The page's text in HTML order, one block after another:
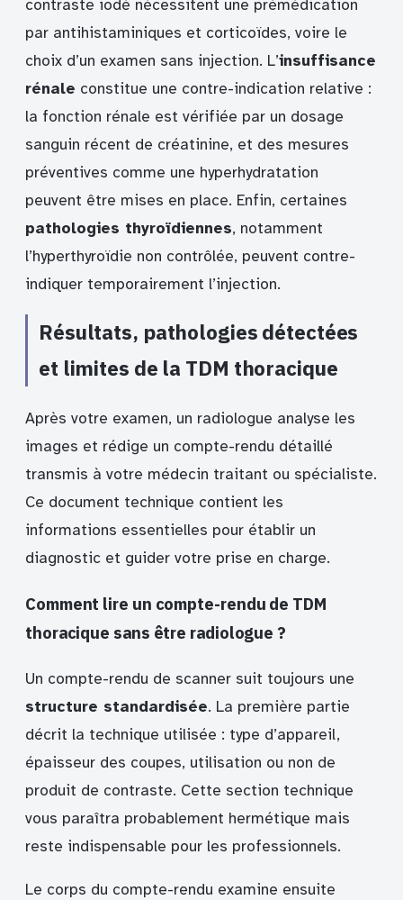
contraste iodé nécessitent une prémédication
par antihistaminiques et corticoïdes, voire le
choix d’un examen sans injection. L’insuffisance
rénale constitue une contre-indication relative :
la fonction rénale est vérifiée par un dosage
sanguin récent de créatinine, et des mesures
préventives comme une hyperhydratation
peuvent être mises en place. Enfin, certaines
pathologies thyroïdiennes, notamment
l’hyperthyroïdie non contrôlée, peuvent contre-
indiquer temporairement l’injection.
Résultats, pathologies détectées
et limites de la TDM thoracique
Après votre examen, un radiologue analyse les
images et rédige un compte-rendu détaillé
transmis à votre médecin traitant ou spécialiste.
Ce document technique contient les
informations essentielles pour établir un
diagnostic et guider votre prise en charge.
Comment lire un compte-rendu de TDM
thoracique sans être radiologue ?
Un compte-rendu de scanner suit toujours une
structure standardisée. La première partie
décrit la technique utilisée : type d’appareil,
épaisseur des coupes, utilisation ou non de
produit de contraste. Cette section technique
vous paraîtra probablement hermétique mais
reste indispensable pour les professionnels.
Le corps du compte-rendu examine ensuite